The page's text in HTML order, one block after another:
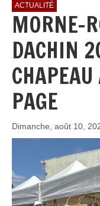
ACTUALITÉ
MORNE-
DACHIN
PAGE
Dimanche, août 10,